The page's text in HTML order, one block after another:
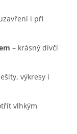
i při
– krásný dívčí
výkresy i
vlhkým